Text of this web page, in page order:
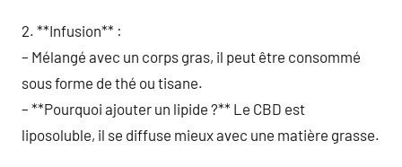
2. **Infusion** :
– Mélangé avec un corps gras, il peut être consommé
sous forme de thé ou tisane.
– **Pourquoi ajouter un lipide ?** Le CBD est
liposoluble, il se diffuse mieux avec une matière grasse.